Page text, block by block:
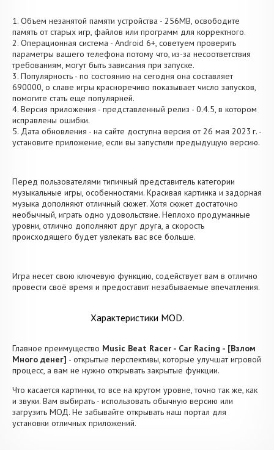
1. Объем незанятой памяти устройства - 256MB, освободите
память от старых игр, файлов или программ для корректного.
2. Операционная система - Android 6+, советуем проверить
параметры вашего телефона потому что, из-за несоответствия
требованиям, могут быть зависания при запуске.
3. Популярность - по состоянию на сегодня она составляет
690000, о cлаве игры красноречиво показывает число запусков,
помогите стать еще популярней.
4. Версия приложения - представленный релиз - 0.4.5, в котором
исправлены ошибки.
5. Дата обновления - на сайте доступна версия от 26 мая 2023 г. -
установите приложение, если вы запустили предыдущую версию.
Перед пользователями типичный представитель категории
музыкальные игры, особенностями. Красивая картинка и задорная
музыка дополняют отличный сюжет. Хотя сюжет достаточно
необычный, играть одно удовольствие. Неплохо продуманные
уровни, отлично дополняют друг друга, а скорость
происходящего будет увлекать вас все больше.
Игра несет свою ключевую функцию, содействует вам в отлично
провести своё время и предоставит незабываемые впечатления.
Характеристики MOD.
Главное преимущество Music Beat Racer - Car Racing - [Взлом
Много денег] - открытые перспективы, которые улучшат игровой
процесс, а вам не нужно открывать закрытые функции.
Что касается картинки, то все на крутом уровне, точно так же, как
и звуки. Вам выбирать - использовать обычную версию или
загрузить МОД. Не забывайте открывать наш портал для
установки отличных приложений.